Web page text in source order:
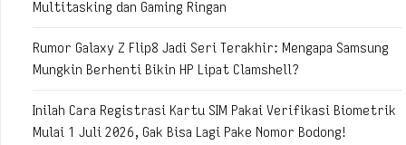
Multitasking dan Gaming Ringan
Rumor Galaxy Z Flip8 Jadi Seri Terakhir: Mengapa Samsung
Mungkin Berhenti Bikin HP Lipat Clamshell?
Inilah Cara Registrasi Kartu SIM Pakai Verifikasi Biometrik
Mulai 1 Juli 2026, Gak Bisa Lagi Pake Nomor Bodong!